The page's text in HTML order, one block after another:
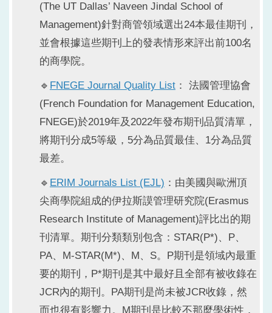
(The UT Dallas’ Naveen Jindal School of
Management)針對商管領域選出24本最佳期刊，
並會根據這些期刊上的發表情形來評出前100名
的商學院。
🔹 FNEGE Journal Quality List ： 法國管理協會
(French Foundation for Management Education,
FNEGE)於2019年及2022年發布期刊品質清單，
將期刊分成5等級，5分為品質最佳、1分為品質
最差。
🔹 ERIM Journals List (EJL) ：由美國與歐洲頂
尖商學院組成的伊拉斯謨管理研究院(Erasmus
Research Institute of Management)評比出的期
刊清單。期刊分類類別包含：STAR(P*)、P、
PA、M-STAR(M*)、M、S。P期刊是領域內最重
要的期刊，P*期刊是其中最好且全部有被收錄在
JCR內的期刊。PA期刊是尚未被JCR收錄，然
而也很有影響力。M期刊是比較不那麼學術性，